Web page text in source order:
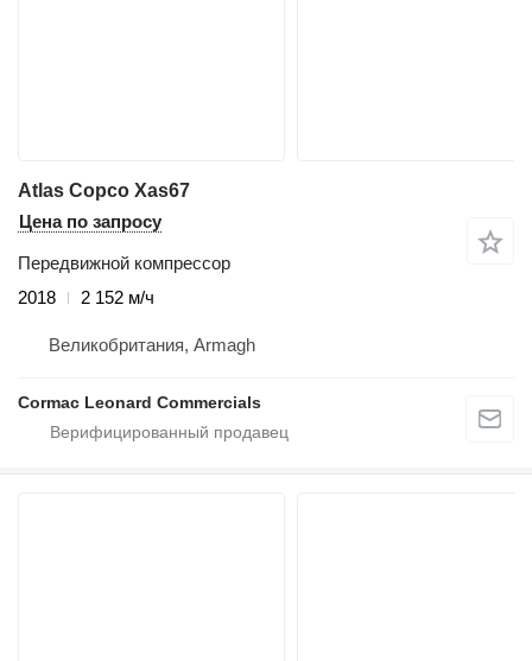
Atlas Copco Xas67
Цена по запросу
Передвижной компрессор
2018
2 152 м/ч
Великобритания, Armagh
Cormac Leonard Commercials